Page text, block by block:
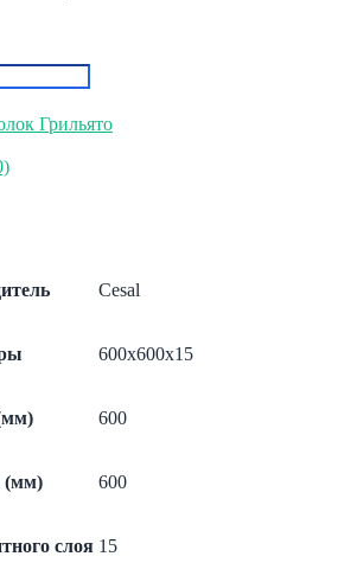
Грильято
Cesal
600x600x15
600
(мм) 600
слоя 15